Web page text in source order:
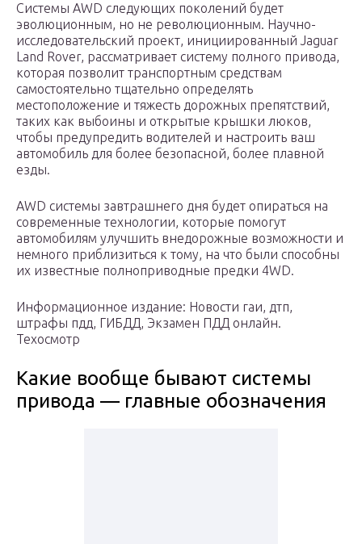
Системы AWD следующих поколений будет
эволюционным, но не революционным. Научно-
исследовательский проект, инициированный Jaguar
Land Rover, рассматривает систему полного привода,
которая позволит транспортным средствам
самостоятельно тщательно определять
местоположение и тяжесть дорожных препятствий,
таких как выбоины и открытые крышки люков,
чтобы предупредить водителей и настроить ваш
автомобиль для более безопасной, более плавной
езды.
AWD системы завтрашнего дня будет опираться на
современные технологии, которые помогут
автомобилям улучшить внедорожные возможности и
немного приблизиться к тому, на что были способны
их известные полноприводные предки 4WD.
Информационное издание: Новости гаи, дтп,
штрафы пдд, ГИБДД, Экзамен ПДД онлайн.
Техосмотр
Какие вообще бывают системы
привода — главные обозначения